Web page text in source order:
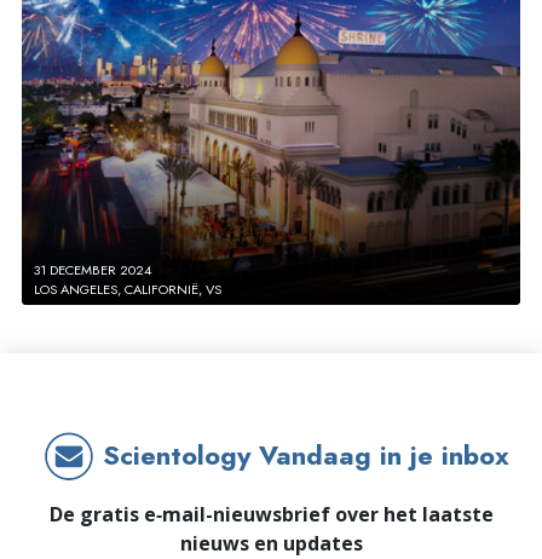
31 DECEMBER 2024
LOS ANGELES, CALIFORNIË, VS
Scientology Vandaag in je inbox
De gratis e‑mail-nieuwsbrief over het laatste
nieuws en updates